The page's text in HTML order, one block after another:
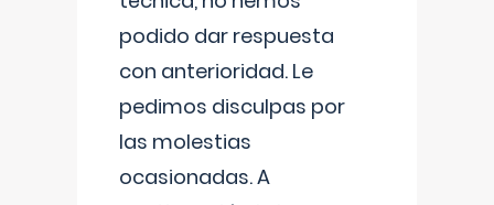
podido dar respuesta
con anterioridad. Le
pedimos disculpas por
las molestias
ocasionadas. A